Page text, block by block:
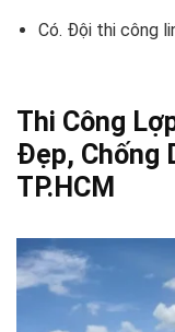
Có. Đội thi công
Thi Công
Đẹp, Chống
TP.HCM